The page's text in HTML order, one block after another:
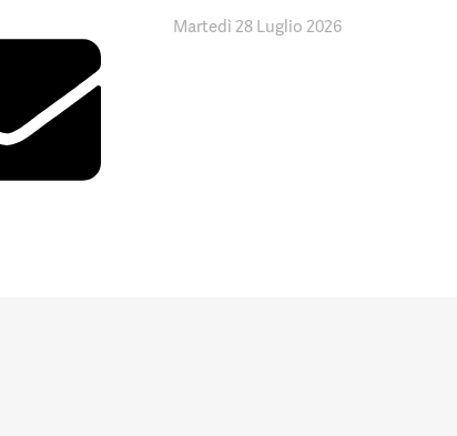
Martedì 28 Luglio 2026